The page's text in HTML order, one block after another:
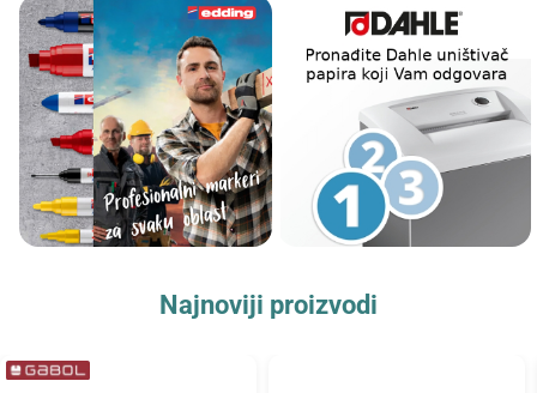
Najnoviji proizvodi